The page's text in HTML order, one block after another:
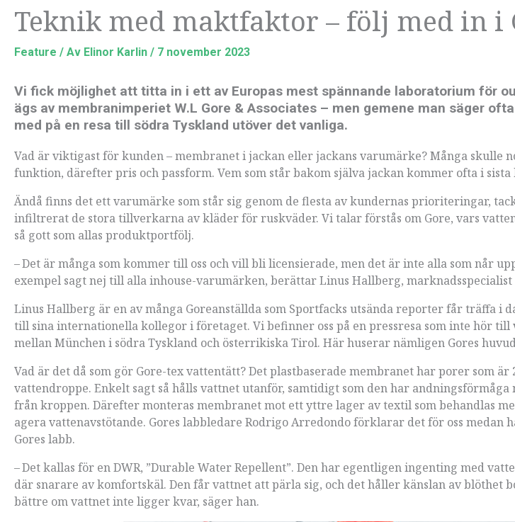
Teknik med maktfaktor – följ med in i
Feature / Av Elinor Karlin / 7 november 2023
Vi fick möjlighet att titta in i ett av Europas mest spännande laboratorium för
ägs av membranimperiet W.L Gore & Associates – men gemene man säger
med på en resa till södra Tyskland utöver det vanliga.
Vad är viktigast för kunden – membranet i jackan eller jackans varumärke? Många skulle
funktion, därefter pris och passform. Vem som står bakom själva jackan kommer ofta i sista
Ändå finns det ett varumärke som står sig genom de flesta av kundernas prioriteringar,
infiltrerat de stora tillverkarna av kläder för ruskväder. Vi talar förstås om Gore, vars
så gott som allas produktportfölj.
– Det är många som kommer till oss och vill bli licensierade, men det är inte alla som når
exempel sagt nej till alla inhouse-varumärken, berättar Linus Hallberg, marknadsspecialist
Linus Hallberg är en av många Gore­anställda som Sportfacks utsända reporter får träffa i
till sina internationella kollegor i företaget. Vi befinner oss på en pressresa som inte hör
mellan München i södra Tyskland och österrikiska Tirol. Här huserar nämligen Gores
Vad är det då som gör Gore-tex vattentätt? Det plast­baserade membranet har porer som är
vattendroppe. Enkelt sagt så hålls vattnet utanför, samtidigt som den har andningsförmåga
från kroppen. Därefter monteras membranet mot ett yttre lager av textil som behandlas
agera vattenavstötande. Gores labbledare Rodrigo Arredondo förklarar det för oss medan
Gores labb.
– Det kallas för en DWR, ”Durable Water Repellent”. Den har egentligen ingenting med
där snarare av komfortskäl. Den får vattnet att pärla sig, och det håller känslan av blöthet
bättre om vattnet inte ligger kvar, säger han.